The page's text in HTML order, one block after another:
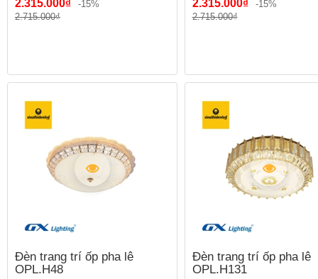
2.315.000₫
-15%
2.715.000₫
2.315.000₫
-15%
2.715.000₫
Đèn trang trí ốp pha lê
OPL.H48
Đèn trang trí ốp pha lê
OPL.H131